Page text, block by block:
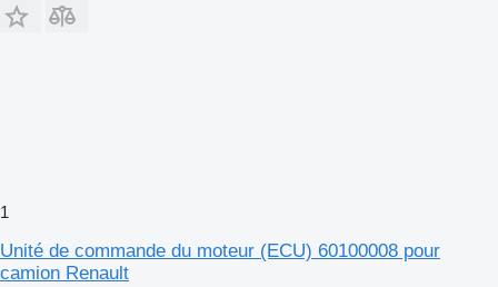
1
Unité de commande du moteur (ECU) 60100008 pour
camion Renault